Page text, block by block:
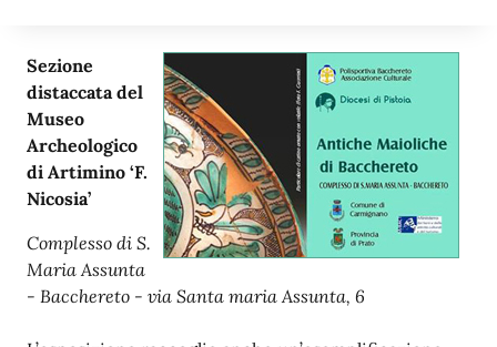
Sezione
distaccata del
Museo
Archeologico
di Artimino ‘F.
Nicosia’
Complesso di S.
Maria Assunta
- Bacchereto - via Santa maria Assunta, 6